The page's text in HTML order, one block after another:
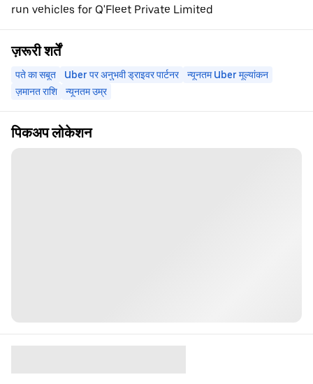
run vehicles for Q'Fleet Private Limited
ज़रूरी शर्तें
पते का सबूत Uber पर अनुभवी ड्राइवर पार्टनर
न्यूनतम Uber मूल्यांकन
ज़मानत राशि
न्यूनतम उम्र
पिकअप लोकेशन